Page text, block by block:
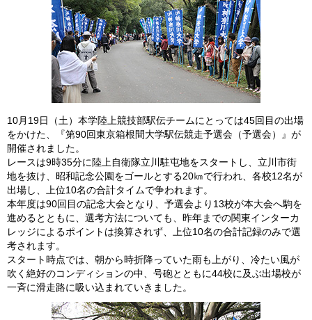
10月19日（土）本学陸上競技部駅伝チームにとっては45回目の出場
をかけた、『第90回東京箱根間大学駅伝競走予選会（予選会）』が
開催されました。
レースは9時35分に陸上自衛隊立川駐屯地をスタートし、立川市街
地を抜け、昭和記念公園をゴールとする20㎞で行われ、各校12名が
出場し、上位10名の合計タイムで争われます。
本年度は90回目の記念大会となり、予選会より13校が本大会へ駒を
進めるとともに、選考方法についても、昨年までの関東インターカ
レッジによるポイントは換算されず、上位10名の合計記録のみで選
考されます。
スタート時点では、朝から時折降っていた雨も上がり、冷たい風が
吹く絶好のコンディションの中、号砲とともに44校に及ぶ出場校が
一斉に滑走路に吸い込まれていきました。